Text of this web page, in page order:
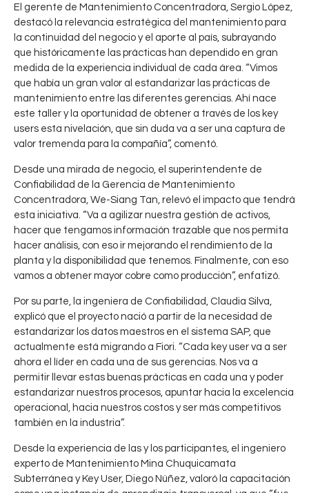
El gerente de Mantenimiento Concentradora, Sergio López,
destacó la relevancia estratégica del mantenimiento para
la continuidad del negocio y el aporte al país, subrayando
que históricamente las prácticas han dependido en gran
medida de la experiencia individual de cada área. “Vimos
que había un gran valor al estandarizar las prácticas de
mantenimiento entre las diferentes gerencias. Ahí nace
este taller y la oportunidad de obtener a través de los key
users esta nivelación, que sin duda va a ser una captura de
valor tremenda para la compañía”, comentó.
Desde una mirada de negocio, el superintendente de
Confiabilidad de la Gerencia de Mantenimiento
Concentradora, We-Siang Tan, relevó el impacto que tendrá
esta iniciativa. “Va a agilizar nuestra gestión de activos,
hacer que tengamos información trazable que nos permita
hacer análisis, con eso ir mejorando el rendimiento de la
planta y la disponibilidad que tenemos. Finalmente, con eso
vamos a obtener mayor cobre como producción”, enfatizó.
Por su parte, la ingeniera de Confiabilidad, Claudia Silva,
explicó que el proyecto nació a partir de la necesidad de
estandarizar los datos maestros en el sistema SAP, que
actualmente está migrando a Fiori. “Cada key user va a ser
ahora el líder en cada una de sus gerencias. Nos va a
permitir llevar estas buenas prácticas en cada una y poder
estandarizar nuestros procesos, apuntar hacia la excelencia
operacional, hacia nuestros costos y ser más competitivos
también en la industria”.
Desde la experiencia de las y los participantes, el ingeniero
experto de Mantenimiento Mina Chuquicamata
Subterránea y Key User, Diego Núñez, valoró la capacitación
1
CHUQUICAMATA
O
p
i
m
i
z
a
c
i
ó
d
e
c
12
,CODELCO
T
r
a
b
a
j
e
n
e